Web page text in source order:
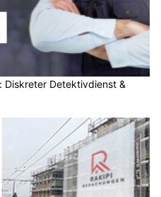
Diskreter Detektivdienst &